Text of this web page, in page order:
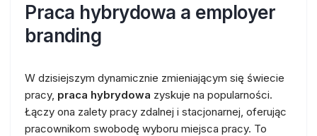
Praca hybrydowa a employer
branding
W dzisiejszym dynamicznie zmieniającym się świecie
pracy, praca hybrydowa zyskuje na popularności.
Łączy ona zalety pracy zdalnej i stacjonarnej, oferując
pracownikom swobodę wyboru miejsca pracy. To